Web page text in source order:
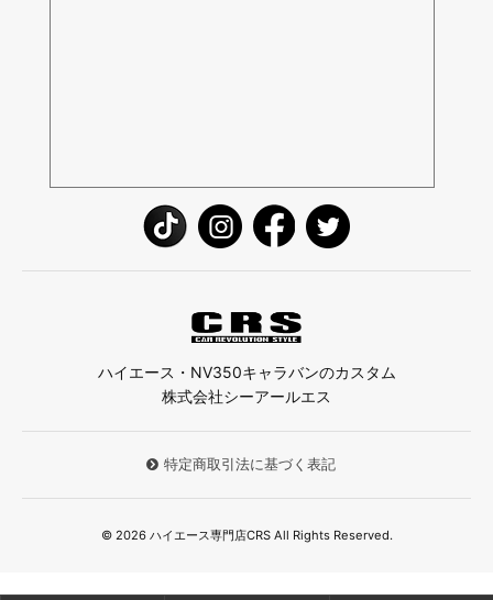
ハイエース・NV350キャラバンのカスタム
株式会社シーアールエス
特定商取引法に基づく表記
© 2026 ハイエース専門店CRS All Rights Reserved.